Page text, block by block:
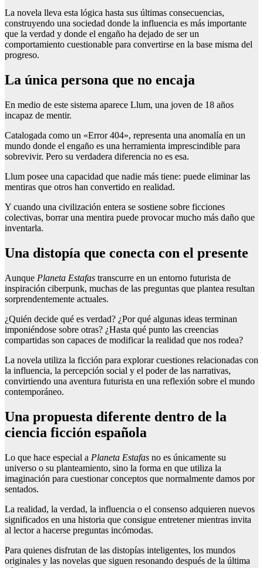
La novela lleva esta lógica hasta sus últimas consecuencias,
construyendo una sociedad donde la influencia es más importante
que la verdad y donde el engaño ha dejado de ser un
comportamiento cuestionable para convertirse en la base misma del
progreso.
La única persona que no encaja
En medio de este sistema aparece Llum, una joven de 18 años
incapaz de mentir.
Catalogada como un «Error 404», representa una anomalía en un
mundo donde el engaño es una herramienta imprescindible para
sobrevivir. Pero su verdadera diferencia no es esa.
Llum posee una capacidad que nadie más tiene: puede eliminar las
mentiras que otros han convertido en realidad.
Y cuando una civilización entera se sostiene sobre ficciones
colectivas, borrar una mentira puede provocar mucho más daño que
inventarla.
Una distopía que conecta con el presente
Aunque Planeta Estafas transcurre en un entorno futurista de
inspiración ciberpunk, muchas de las preguntas que plantea resultan
sorprendentemente actuales.
¿Quién decide qué es verdad? ¿Por qué algunas ideas terminan
imponiéndose sobre otras? ¿Hasta qué punto las creencias
compartidas son capaces de modificar la realidad que nos rodea?
La novela utiliza la ficción para explorar cuestiones relacionadas con
la influencia, la percepción social y el poder de las narrativas,
convirtiendo una aventura futurista en una reflexión sobre el mundo
contemporáneo.
Una propuesta diferente dentro de la
ciencia ficción española
Lo que hace especial a Planeta Estafas no es únicamente su
universo o su planteamiento, sino la forma en que utiliza la
imaginación para cuestionar conceptos que normalmente damos por
sentados.
La realidad, la verdad, la influencia o el consenso adquieren nuevos
significados en una historia que consigue entretener mientras invita
al lector a hacerse preguntas incómodas.
Para quienes disfrutan de las distopías inteligentes, los mundos
originales y las novelas que siguen resonando después de la última